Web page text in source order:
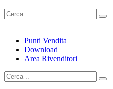
Punti Vendita
Download
Area Rivenditori